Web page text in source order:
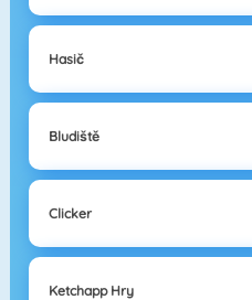
Hasič
Bludiště
Clicker
Ketchapp Hry